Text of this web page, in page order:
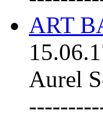
ART
Aurel